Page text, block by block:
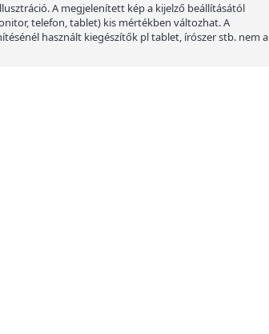
A megjelenített kép a kijelző beállításától
telefon, tablet) kis mértékben változhat. A
használt kiegészítők pl tablet, írószer stb. nem a